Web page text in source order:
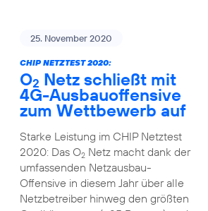
25. November 2020
CHIP NETZTEST 2020:
O2 Netz schließt mit
4G-Ausbauoffensive
zum Wettbewerb auf
Starke Leistung im CHIP Netztest
2020: Das O2Netz macht dank der
umfassenden Netzausbau-
Offensive in diesem Jahr über alle
Netzbetreiber hinweg den größten